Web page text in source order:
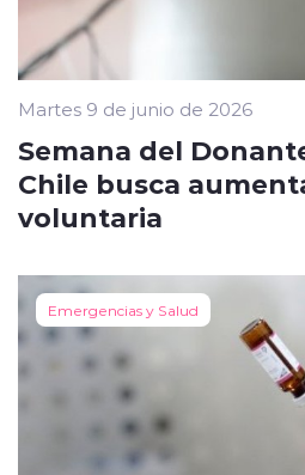
Martes 9 de junio de 2026
Semana del
Chile busca
voluntaria
Emergencias y Salud